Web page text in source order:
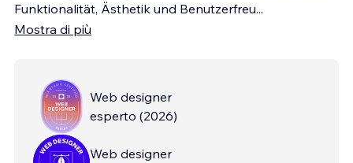
Funktionalität, Ästhetik und Benutzerfreu...
Mostra di più
Web designer
esperto (2026)
Web designer